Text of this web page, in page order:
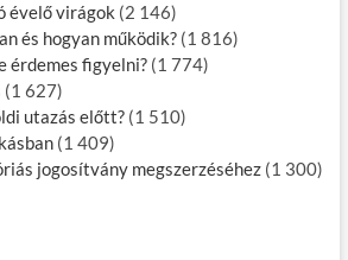
évelő virágok (2 146)
és hogyan működik? (1 816)
érdemes figyelni? (1 774)
(1 627)
utazás előtt? (1 510)
(1 409)
jogosítvány megszerzéséhez (1 300)